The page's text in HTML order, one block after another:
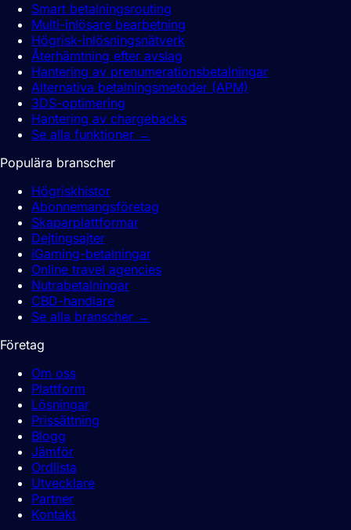
Smart betalningsrouting
Multi-inlösare bearbetning
Högrisk-inlösningsnätverk
Återhämtning efter avslag
Hantering av prenumerationsbetalningar
Alternativa betalningsmetoder (APM)
3DS-optimering
Hantering av chargebacks
Se alla funktioner →
Populära branscher
Högriskhistor
Abonnemangsföretag
Skaparplattformar
Dejtingsajter
iGaming-betalningar
Online travel agencies
Nutrabetalningar
CBD-handlare
Se alla branscher →
Företag
Om oss
Plattform
Lösningar
Prissättning
Blogg
Jämför
Ordlista
Utvecklare
Partner
Kontakt